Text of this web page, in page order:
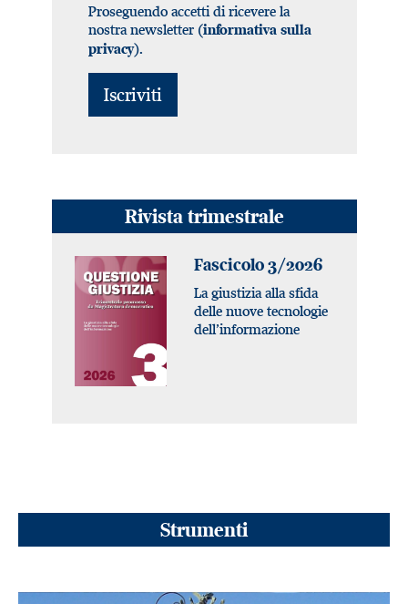
Proseguendo accetti di ricevere la
nostra newsletter (informativa sulla
privacy).
Rivista trimestrale
Fascicolo 3/2026
La giustizia alla sfida
delle nuove tecnologie
dell’informazione
Strumenti